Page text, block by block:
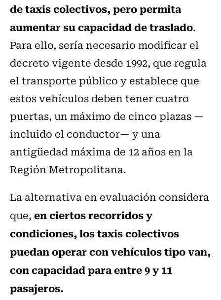
de taxis colectivos, pero permita
aumentar su capacidad de traslado.
Para ello, sería necesario modificar el
decreto vigente desde 1992, que regula
el transporte público y establece que
estos vehículos deben tener cuatro
puertas, un máximo de cinco plazas —
incluido el conductor— y una
antigüedad máxima de 12 años en la
Región Metropolitana.
La alternativa en evaluación considera
que,en ciertos recorridos y
condiciones, los taxis colectivos
puedan operar con vehículos tipo van,
con capacidad para entre 9 y 11
pasajeros.